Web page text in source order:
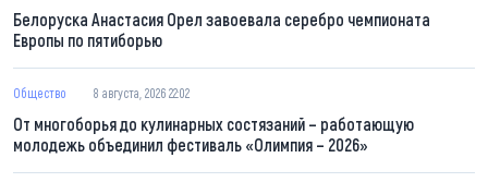
Белоруска Анастасия Орел завоевала серебро чемпионата
Европы по пятиборью
Общество 8 августа, 2026 22:02
От многоборья до кулинарных состязаний – работающую
молодежь объединил фестиваль «Олимпия – 2026»